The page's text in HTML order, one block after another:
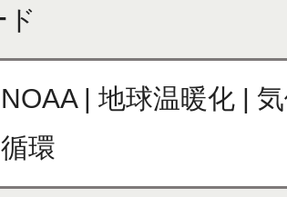
| 地球温暖化 |
環